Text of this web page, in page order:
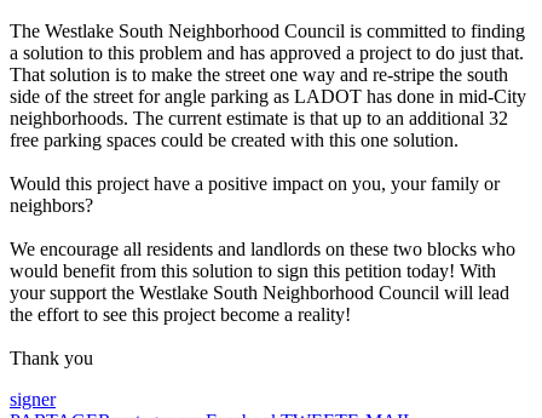
The Westlake South Neighborhood Council is committed to finding
a solution to this problem and has approved a project to do just that.
That solution is to make the street one way and re-stripe the south
side of the street for angle parking as LADOT has done in mid-City
neighborhoods. The current estimate is that up to an additional 32
free parking spaces could be created with this one solution.
Would this project have a positive impact on you, your family or
neighbors?
We encourage all residents and landlords on these two blocks who
would benefit from this solution to sign this petition today! With
your support the Westlake South Neighborhood Council will lead
the effort to see this project become a reality!
Thank you
signer